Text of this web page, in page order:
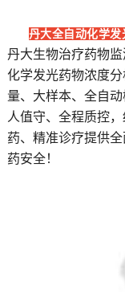
丹大全自动化学
丹大生物治疗药物
化学发光药物浓度
量、大样本、全自
人值守、全程质控
药、精准诊疗提供
药安全！